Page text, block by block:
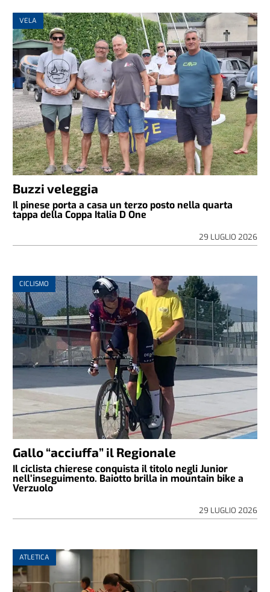
VELA
Buzzi veleggia
Il pinese porta a casa un terzo posto nella quarta
tappa della Coppa Italia D One
29 LUGLIO 2026
CICLISMO
Gallo “acciuffa” il Regionale
Il ciclista chierese conquista il titolo negli Junior
nell’inseguimento. Baiotto brilla in mountain bike a
Verzuolo
29 LUGLIO 2026
ATLETICA